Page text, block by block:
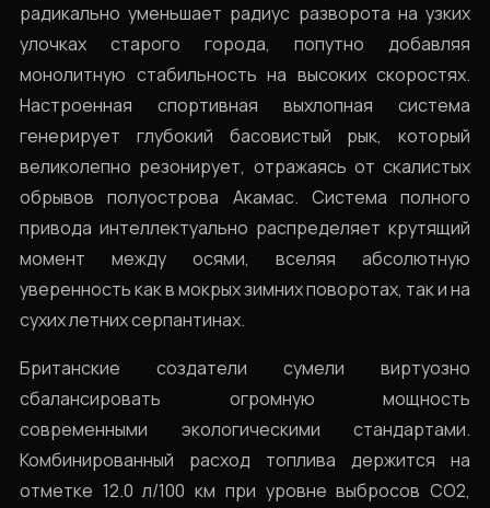
радикально уменьшает радиус разворота на узких
улочках старого города, попутно добавляя
монолитную стабильность на высоких скоростях.
Настроенная спортивная выхлопная система
генерирует глубокий басовистый рык, который
великолепно резонирует, отражаясь от скалистых
обрывов полуострова Акамас. Система полного
привода интеллектуально распределяет крутящий
момент между осями, вселяя абсолютную
уверенность как в мокрых зимних поворотах, так и на
сухих летних серпантинах.
Британские создатели сумели виртуозно
сбалансировать огромную мощность
современными экологическими стандартами.
Комбинированный расход топлива держится на
отметке 12.0 л/100 км при уровне выбросов CO2,